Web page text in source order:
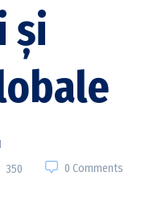
și
0 Comments
350